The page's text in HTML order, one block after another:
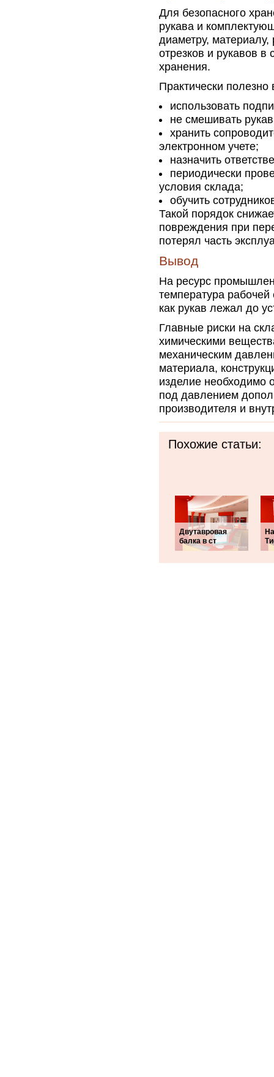
Для безопасного
рукава и
диаметру,
отрезков и рукавов в
хранения.
Практически полезно
использовать
не смешивать
хранить
электронном учете;
назначить
периодически
условия склада;
обучить
Такой порядок
повреждения при
потерял часть
Вывод
На ресурс
температура
как рукав лежал до
Главные риски на
химическими
механическим
материала,
изделие необходимо
под давлением
производителя и
Похожие статьи:
Двутавровая
балка в ст